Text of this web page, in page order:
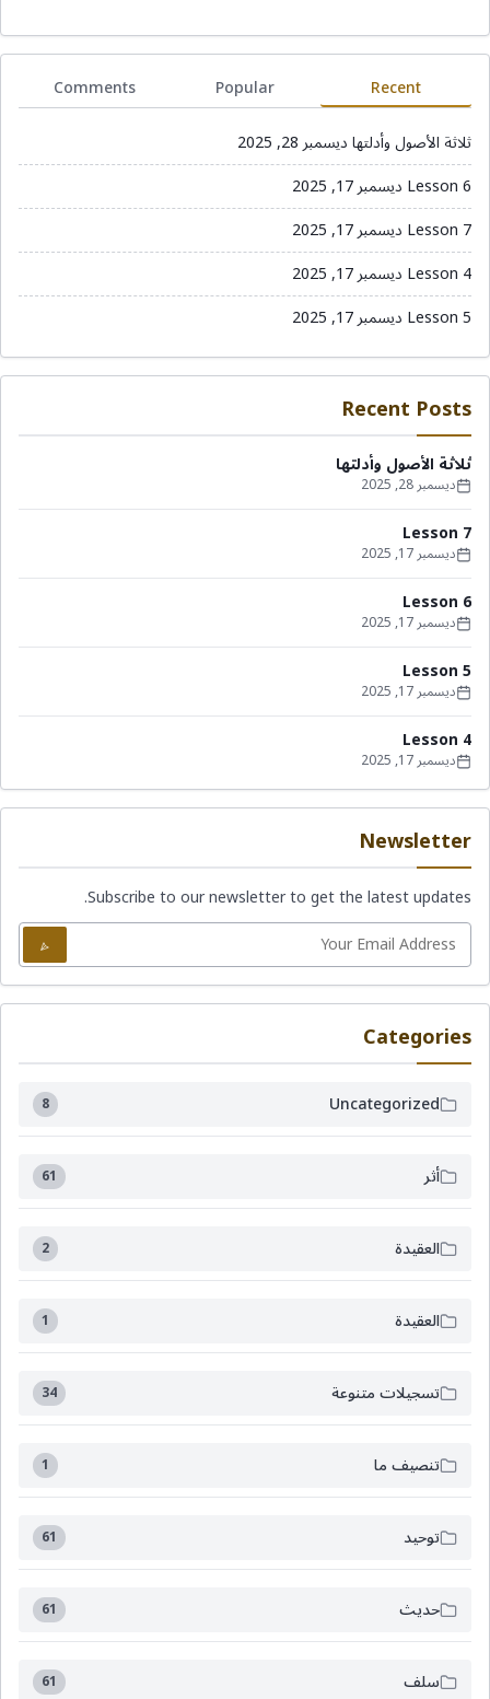
Recent
Popular
Comments
ثلاثة الأصول وأدلتهاديسمبر 28, 2025
Lesson 6 ديسمبر 17, 2025
Lesson 7 ديسمبر 17, 2025
Lesson 4 ديسمبر 17, 2025
Lesson 5 ديسمبر 17, 2025
Recent Posts
ثلاثة الأصول وأدلتها
ديسمبر 28, 2025
Lesson 7
ديسمبر 17, 2025
Lesson 6
ديسمبر 17, 2025
Lesson 5
ديسمبر 17, 2025
Lesson 4
ديسمبر 17, 2025
Newsletter
Subscribe to our newsletter to get the latest updates.
Categories
Uncategorized
8
أثر 61
العقيدة 2
العقيدة 1
تسجيلات متنوعة 34
تنصيف ما 1
توحيد 61
حديث 61
سلف 61